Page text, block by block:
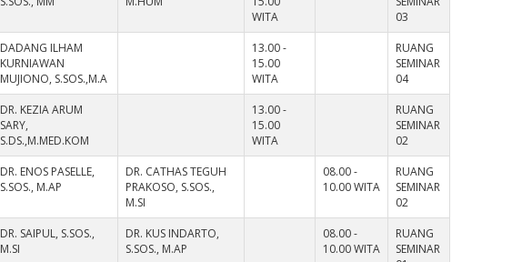
WITA
03
DADANG ILHAM
KURNIAWAN
MUJIONO, S.SOS.,M.A
13.00 -
15.00
WITA
RUANG
SEMINAR
04
DR. KEZIA ARUM
SARY,
S.DS.,M.MED.KOM
13.00 -
15.00
WITA
RUANG
SEMINAR
02
DR. ENOS PASELLE,
S.SOS., M.AP
DR. CATHAS TEGUH
PRAKOSO, S.SOS.,
M.SI
08.00 -
10.00 WITA
RUANG
SEMINAR
02
DR. SAIPUL, S.SOS.,
M.SI
DR. KUS INDARTO,
S.SOS., M.AP
08.00 -
10.00 WITA
RUANG
SEMINAR